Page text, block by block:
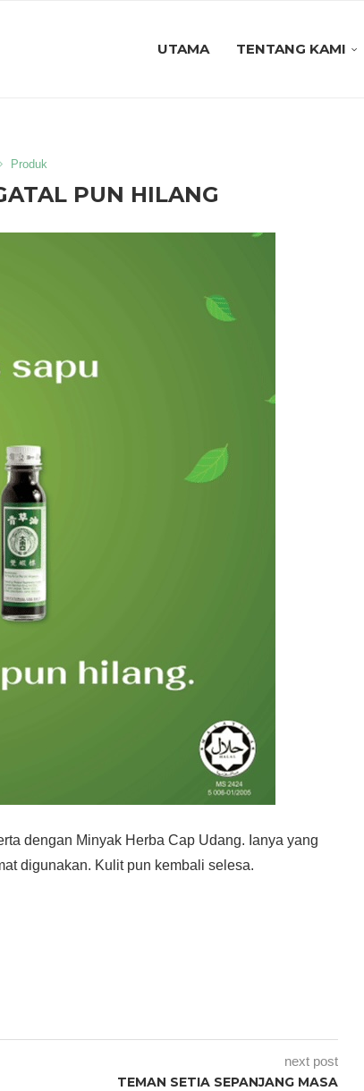
UTAMA TENTANG KAMI
Produk
PUN HILANG
dengan Minyak Herba Cap Udang. Ianya yang
digunakan. Kulit pun kembali selesa.
next post
TEMAN SETIA SEPANJANG MASA